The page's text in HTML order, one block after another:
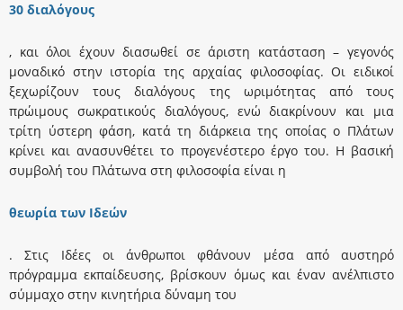
30 διαλόγους
, και όλοι έχουν διασωθεί σε άριστη κατάσταση – γεγονός
μοναδικό στην ιστορία της αρχαίας φιλοσοφίας. Oι ειδικοί
ξεχωρίζουν τους διαλόγους της ωριμότητας από τους
πρώιμους σωκρατικούς διαλόγους, ενώ διακρίνουν και μια
τρίτη ύστερη φάση, κατά τη διάρκεια της οποίας ο Πλάτων
κρίνει και ανασυνθέτει το προγενέστερο έργο του. Η βασική
συμβολή του Πλάτωνα στη φιλοσοφία είναι η
θεωρία των Ιδεών
. Στις Ιδέες οι άνθρωποι φθάνουν μέσα από αυστηρό
πρόγραμμα εκπαίδευσης, βρίσκουν όμως και έναν ανέλπιστο
σύμμαχο στην κινητήρια δύναμη του